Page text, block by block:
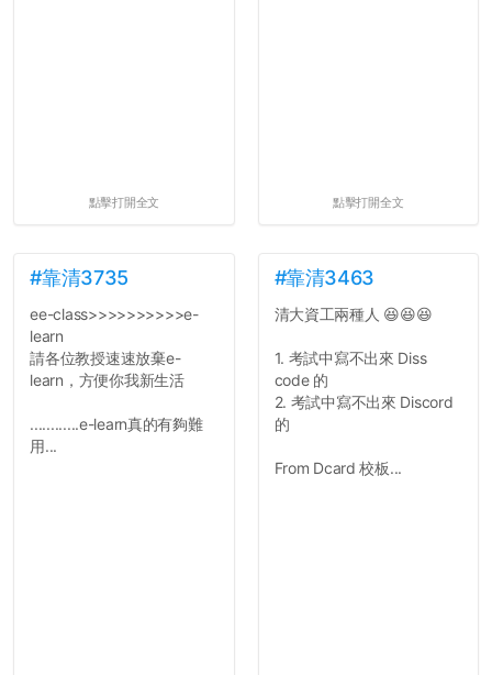
點擊打開全文 點擊打開全文
#靠清3735
ee-class>>>>>>>>>>e-
learn
請各位教授速速放棄e-
learn，方便你我新生活
............e-learn真的有夠難
用...
#靠清3463
清大資工兩種人 😆😆😆
1. 考試中寫不出來 Diss
code 的
2. 考試中寫不出來 Discord
的
From Dcard 校板...